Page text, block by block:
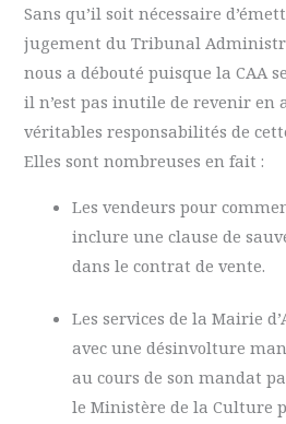
Sans qu’il soit nécessaire
jugement du Tribunal
nous a débouté puisque la CAA
il n’est pas inutile de revenir en
véritables responsabilités de
Elles sont nombreuses en fait :
Les vendeurs pour
inclure une clause de
dans le contrat de vente.
Les services de la Mairie
avec une désinvolture
au cours de son mandat
le Ministère de la Culture